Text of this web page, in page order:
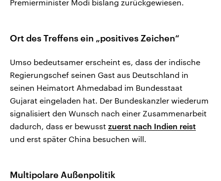
Premierminister Modi bislang zurückgewiesen.
Ort des Treffens ein „positives Zeichen“
Umso bedeutsamer erscheint es, dass der indische
Regierungschef seinen Gast aus Deutschland in
seinen Heimatort Ahmedabad im Bundesstaat
Gujarat eingeladen hat. Der Bundeskanzler wiederum
signalisiert den Wunsch nach einer Zusammenarbeit
dadurch, dass er bewusst zuerst nach Indien reist
und erst später China besuchen will.
Multipolare Außenpolitik